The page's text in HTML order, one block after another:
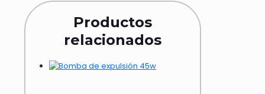
Productos
relacionados